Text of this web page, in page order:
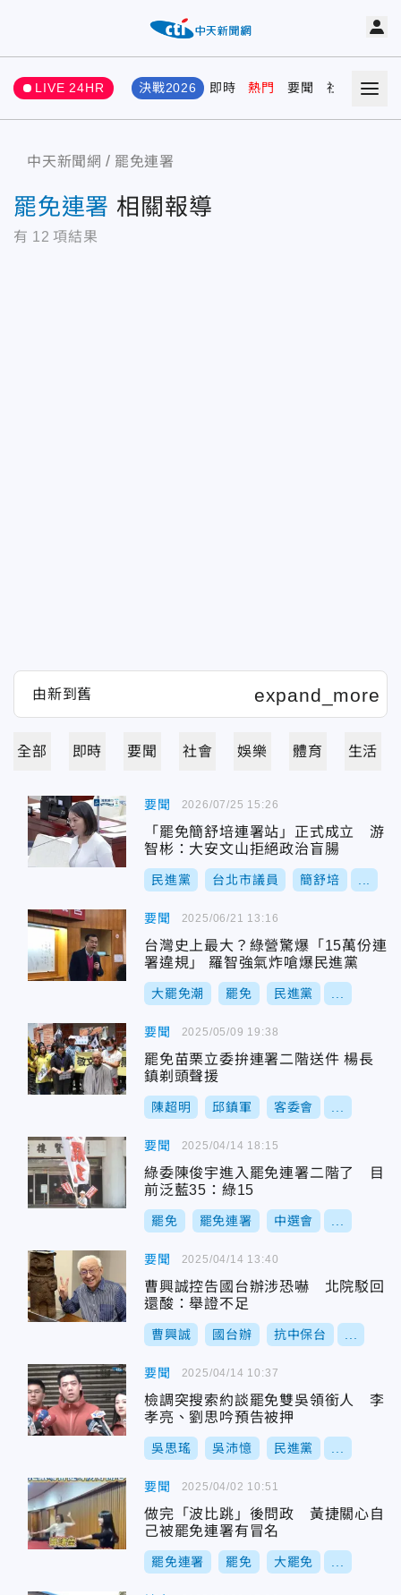
LIVE 24HR 決戰2026 即時 熱門 要聞 社會 娛樂
中天新聞網 罷免連署
罷免連署 相關報導
有 12 項結果
全部 即時 要聞 社會 娛樂 體育 生活
要聞
「罷免簡舒培連署站」正式成立 游
智彬：大安文山拒絕政治盲腸
民進黨 台北市議員 簡舒培
2026/07/25 15:26
要聞
台灣史上最大？綠營驚爆「15萬份連
署違規」 羅智強氣炸嗆爆民進黨
大罷免潮 罷免 民進黨
2025/06/21 13:16
要聞
罷免苗栗立委拚連署二階送件 楊長
鎮剃頭聲援
陳超明 邱鎮軍 客委會
2025/05/09 19:38
要聞
綠委陳俊宇進入罷免連署二階了 目
前泛藍35：綠15
罷免 罷免連署 中選會
2025/04/14 18:15
要聞
曹興誠控告國台辦涉恐嚇 北院駁回
還酸：舉證不足
曹興誠 國台辦 抗中保台
2025/04/14 13:40
要聞
檢調突搜索約談罷免雙吳領銜人 李
孝亮、劉思吟預告被押
吳思瑤 吳沛憶 民進黨
2025/04/14 10:37
要聞
做完「波比跳」後問政 黃捷關心自
己被罷免連署有冒名
罷免連署 罷免 大罷免
2025/04/02 10:51